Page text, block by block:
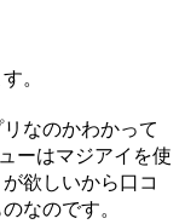
。
なのかわかって
ーはマジアイを使
欲しいから口コ
なのです。